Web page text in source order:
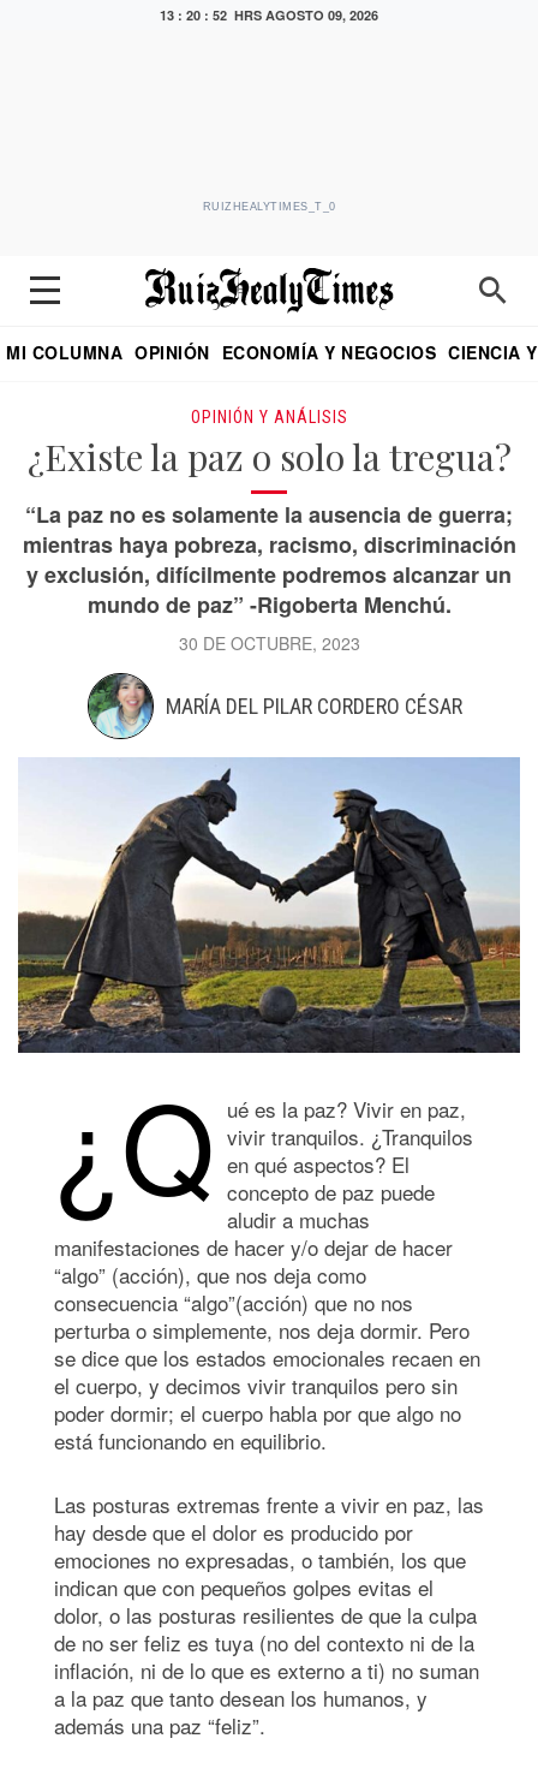
13 : 20 : 53 HRS AGOSTO 09, 2026
RUIZHEALYTIMES_T_0
MI COLUMNA OPINIÓN ECONOMÍA Y NEGOCIOS CIENCIA
OPINIÓN Y ANÁLISIS
¿Existe la paz o solo la tregua?
“La paz no es solamente la ausencia de guerra;
mientras haya pobreza, racismo, discriminación
y exclusión, difícilmente podremos alcanzar un
mundo de paz” -Rigoberta Menchú.
30 DE OCTUBRE, 2023
MARÍA DEL PILAR CORDERO CÉSAR
¿Q ué es la paz? Vivir en paz,
vivir tranquilos. ¿Tranquilos
en qué aspectos? El
concepto de paz puede
aludir a muchas
manifestaciones de hacer y/o dejar de hacer
“algo” (acción), que nos deja como
consecuencia “algo”(acción) que no nos
perturba o simplemente, nos deja dormir. Pero
se dice que los estados emocionales recaen en
el cuerpo, y decimos vivir tranquilos pero sin
poder dormir; el cuerpo habla por que algo no
está funcionando en equilibrio.
Las posturas extremas frente a vivir en paz, las
hay desde que el dolor es producido por
emociones no expresadas, o también, los que
indican que con pequeños golpes evitas el
dolor, o las posturas resilientes de que la culpa
de no ser feliz es tuya (no del contexto ni de la
inflación, ni de lo que es externo a ti) no suman
a la paz que tanto desean los humanos, y
además una paz “feliz”.